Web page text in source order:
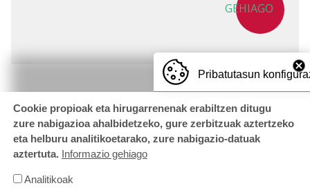
GEHIAGO
Pribatutasun
Cookie propioak eta hirugarrenenak erabiltzen ditugu
zure nabigazioa ahalbidetzeko, gure zerbitzuak aztertzeko
eta helburu analitikoetarako, zure nabigazio-datuak
aztertuta. Informazio gehiago
Analitikoak